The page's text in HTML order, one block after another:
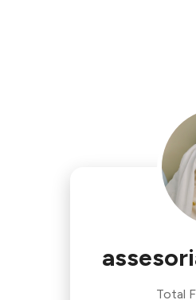
Total